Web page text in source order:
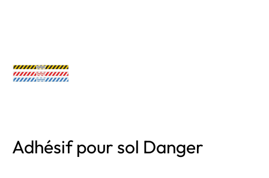
Adhésif pour sol Danger